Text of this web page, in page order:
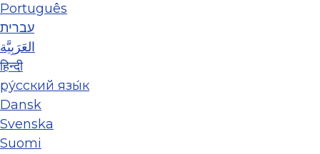
Português
עברית
العَرَبِيَّة
हिन्दी
ру́сский язы́к
Dansk
Svenska
Suomi